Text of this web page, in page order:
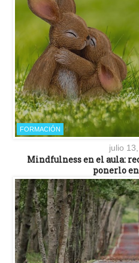
FORMACIÓN
julio
Mindfulness en el aula:
ponerlo